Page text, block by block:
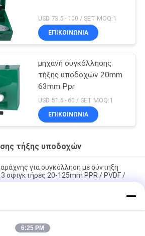
USD 73.5 - 100 / SET MOQ:1
ΕΠΙΚΟΙΝΩΝΙΑ
μηχανή συγκόλλησης
τήξης υποδοχών 20mm
63mm Ppr
USD 51.5 - 60 / SET MOQ:1
ΕΠΙΚΟΙΝΩΝΙΑ
τήξης υποδοχών
για συγκόλληση με σύντηξη
σφιγκτήρες 20-125mm PPR / PVDF /
σωλήνες PPR / PVDF / PE Spider 20-
με θερμοϋδραυλική σύνδεση
63mm PPR PVDF PE SST-63 για
6:25 PM